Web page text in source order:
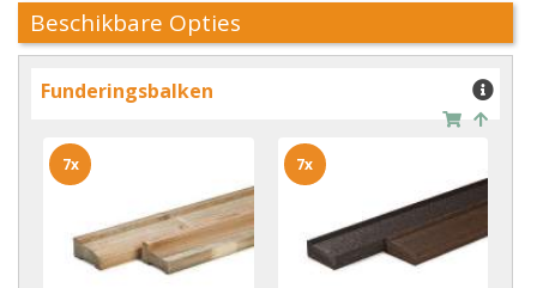
Beschikbare Opties
Funderingsbalken
7x 7x